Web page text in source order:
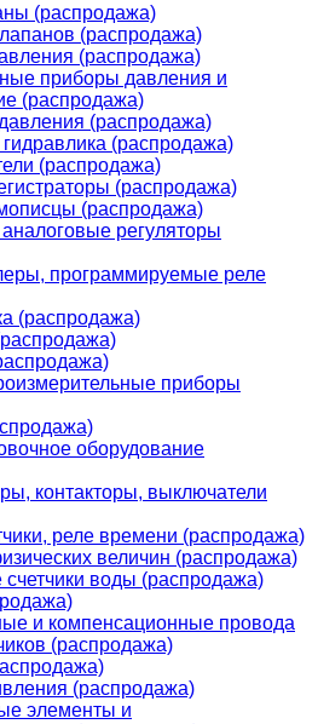
(распродажа)
(распродажа)
(распродажа)
приборы давления и
(распродажа)
(распродажа)
(распродажа)
(распродажа)
(распродажа)
(распродажа)
регуляторы
программируемые реле
(распродажа)
приборы
оборудование
контакторы, выключатели
реле времени (распродажа)
величин (распродажа)
счетчики воды (распродажа)
и компенсационные провода
(распродажа)
(распродажа)
элементы и